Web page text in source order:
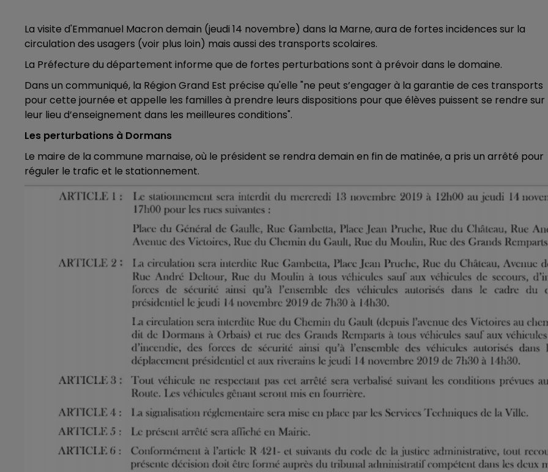
16h00 - 20h00
La visite d'Emmanuel Macron demain (jeudi 14 novembre) dans la Marne, aura de fortes incidences sur la
circulation des usagers (voir plus loin) mais aussi des transports scolaires.
La Préfecture du département informe que de fortes perturbations sont à prévoir dans le domaine.
Dans un communiqué, la Région Grand Est précise qu'elle "ne peut s’engager à la garantie de ces transports
pour cette journée et appelle les familles à prendre leurs dispositions pour que élèves puissent se rendre sur
leur lieu d’enseignement dans les meilleures conditions".
Les perturbations à Dormans
Le maire de la commune marnaise, où le président se rendra demain en fin de matinée, a pris un arrêté pour
réguler le trafic et le stationnement.
7h00 - 12h00
LE WEEK-END CHAMPAGNE FM
16h00 - 20h00
LE WEEK-END CHAMPAGNE FM